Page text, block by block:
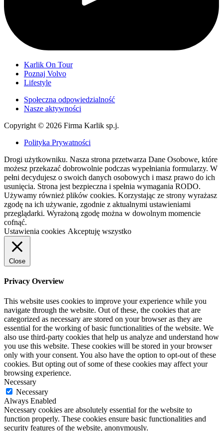
Karlik On Tour
Poznaj Volvo
Lifestyle
Społeczna odpowiedzialność
Nasze aktywności
Copyright © 2026 Firma Karlik sp.j.
Polityka Prywatności
Drogi użytkowniku. Nasza strona przetwarza Dane Osobowe, które
możesz przekazać dobrowolnie podczas wypełniania formularzy. W
pełni decydujesz o swoich danych osobowych i masz prawo do ich
usunięcia. Strona jest bezpieczna i spełnia wymagania RODO.
Używamy również plików cookies. Korzystając ze strony wyrażasz
zgodę na ich używanie, zgodnie z aktualnymi ustawieniami
przeglądarki. Wyrażoną zgodę można w dowolnym momencie
cofnąć.
Ustawienia cookies Akceptuję wszystko
Close
Privacy Overview
This website uses cookies to improve your experience while you
navigate through the website. Out of these, the cookies that are
categorized as necessary are stored on your browser as they are
essential for the working of basic functionalities of the website. We
also use third-party cookies that help us analyze and understand how
you use this website. These cookies will be stored in your browser
only with your consent. You also have the option to opt-out of these
cookies. But opting out of some of these cookies may affect your
browsing experience.
Necessary
Necessary
Always Enabled
Necessary cookies are absolutely essential for the website to
function properly. These cookies ensure basic functionalities and
security features of the website, anonymously.